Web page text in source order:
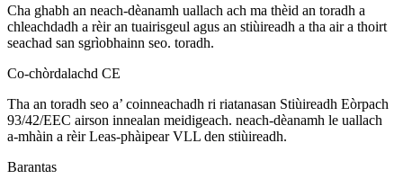
Cha ghabh an neach-dèanamh uallach ach ma thèid an toradh a
chleachdadh a rèir an tuairisgeul agus an stiùireadh a tha air a thoirt
seachad san sgrìobhainn seo. toradh.
Co-chòrdalachd CE
Tha an toradh seo a’ coinneachadh ri riatanasan Stiùireadh Eòrpach
93/42/EEC airson innealan meidigeach. neach-dèanamh le uallach
a-mhàin a rèir Leas-phàipear VLL den stiùireadh.
Barantas